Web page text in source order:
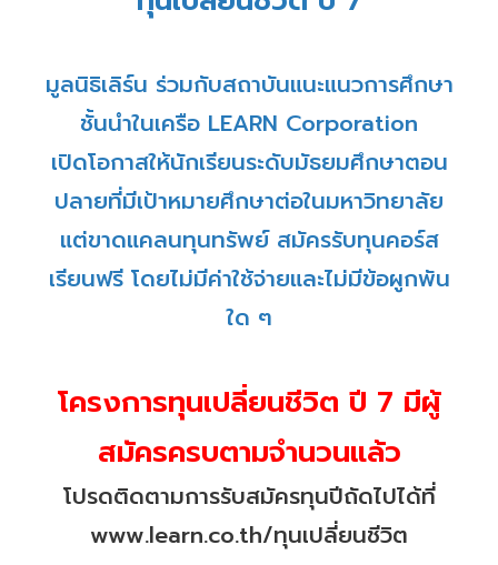
มูลนิธิเลิร์น ร่วมกับสถาบันแนะแนวการศึกษา
ชั้นนำในเครือ LEARN Corporation
เปิดโอกาสให้นักเรียนระดับมัธยมศึกษาตอน
ปลายที่มีเป้าหมายศึกษาต่อในมหาวิทยาลัย
แต่ขาดแคลนทุนทรัพย์ สมัครรับทุนคอร์ส
เรียนฟรี โดยไม่มีค่าใช้จ่ายและไม่มีข้อผูกพัน
ใด ๆ
โครงการทุนเปลี่ยนชีวิต ปี 7 มีผู้
สมัครครบตามจำนวนแล้ว
โปรดติดตามการรับสมัครทุนปีถัดไปได้ที่
www.learn.co.th/ทุนเปลี่ยนชีวิต